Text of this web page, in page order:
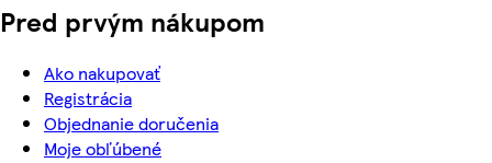
Pred prvým nákupom
Ako nakupovať
Registrácia
Objednanie doručenia
Moje obľúbené